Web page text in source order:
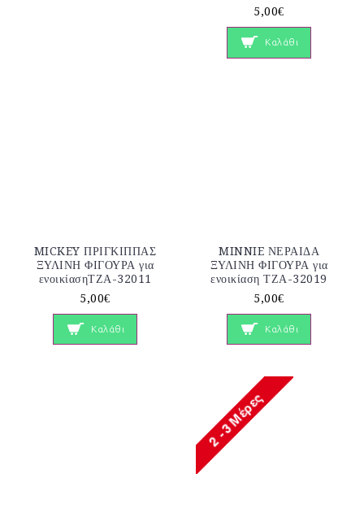
5,00€
Καλάθι
MICKEY ΠΡΙΓΚΙΠΠΑΣ
ΞΥΛΙΝΗ ΦΙΓΟΥΡΑ για
ενοικίασηΤΖΑ-32011
5,00€
Καλάθι
MINNIE ΝΕΡΑΙΔΑ
ΞΥΛΙΝΗ ΦΙΓΟΥΡΑ για
ενοικίαση ΤΖΑ-32019
5,00€
Καλάθι